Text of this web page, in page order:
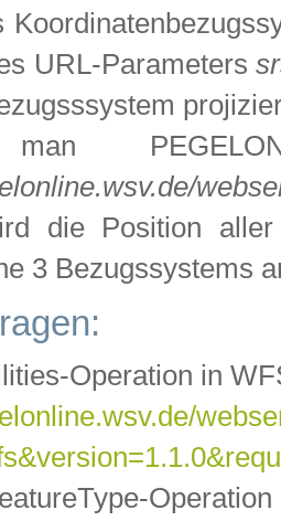
URL-Parameters
die Position
3 Bezugssystems
Operation in